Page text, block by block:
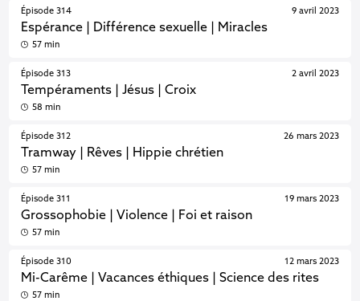
Épisode 314
Espérance | Différence sexuelle | Miracles
9 avril 2023
57 min
Épisode 313
Tempéraments | Jésus | Croix
2 avril 2023
58 min
Épisode 312
Tramway | Rêves | Hippie chrétien
26 mars 2023
57 min
Épisode 311
Grossophobie | Violence | Foi et raison
19 mars 2023
57 min
Épisode 310
Mi-Carême | Vacances éthiques | Science des rites
12 mars 2023
57 min